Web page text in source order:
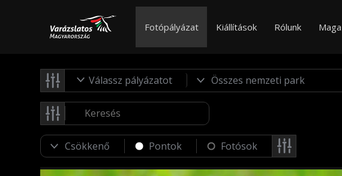
Fotópályázat Kiállítások Rólunk
Válassz pályázatot
Pontok Fotósok